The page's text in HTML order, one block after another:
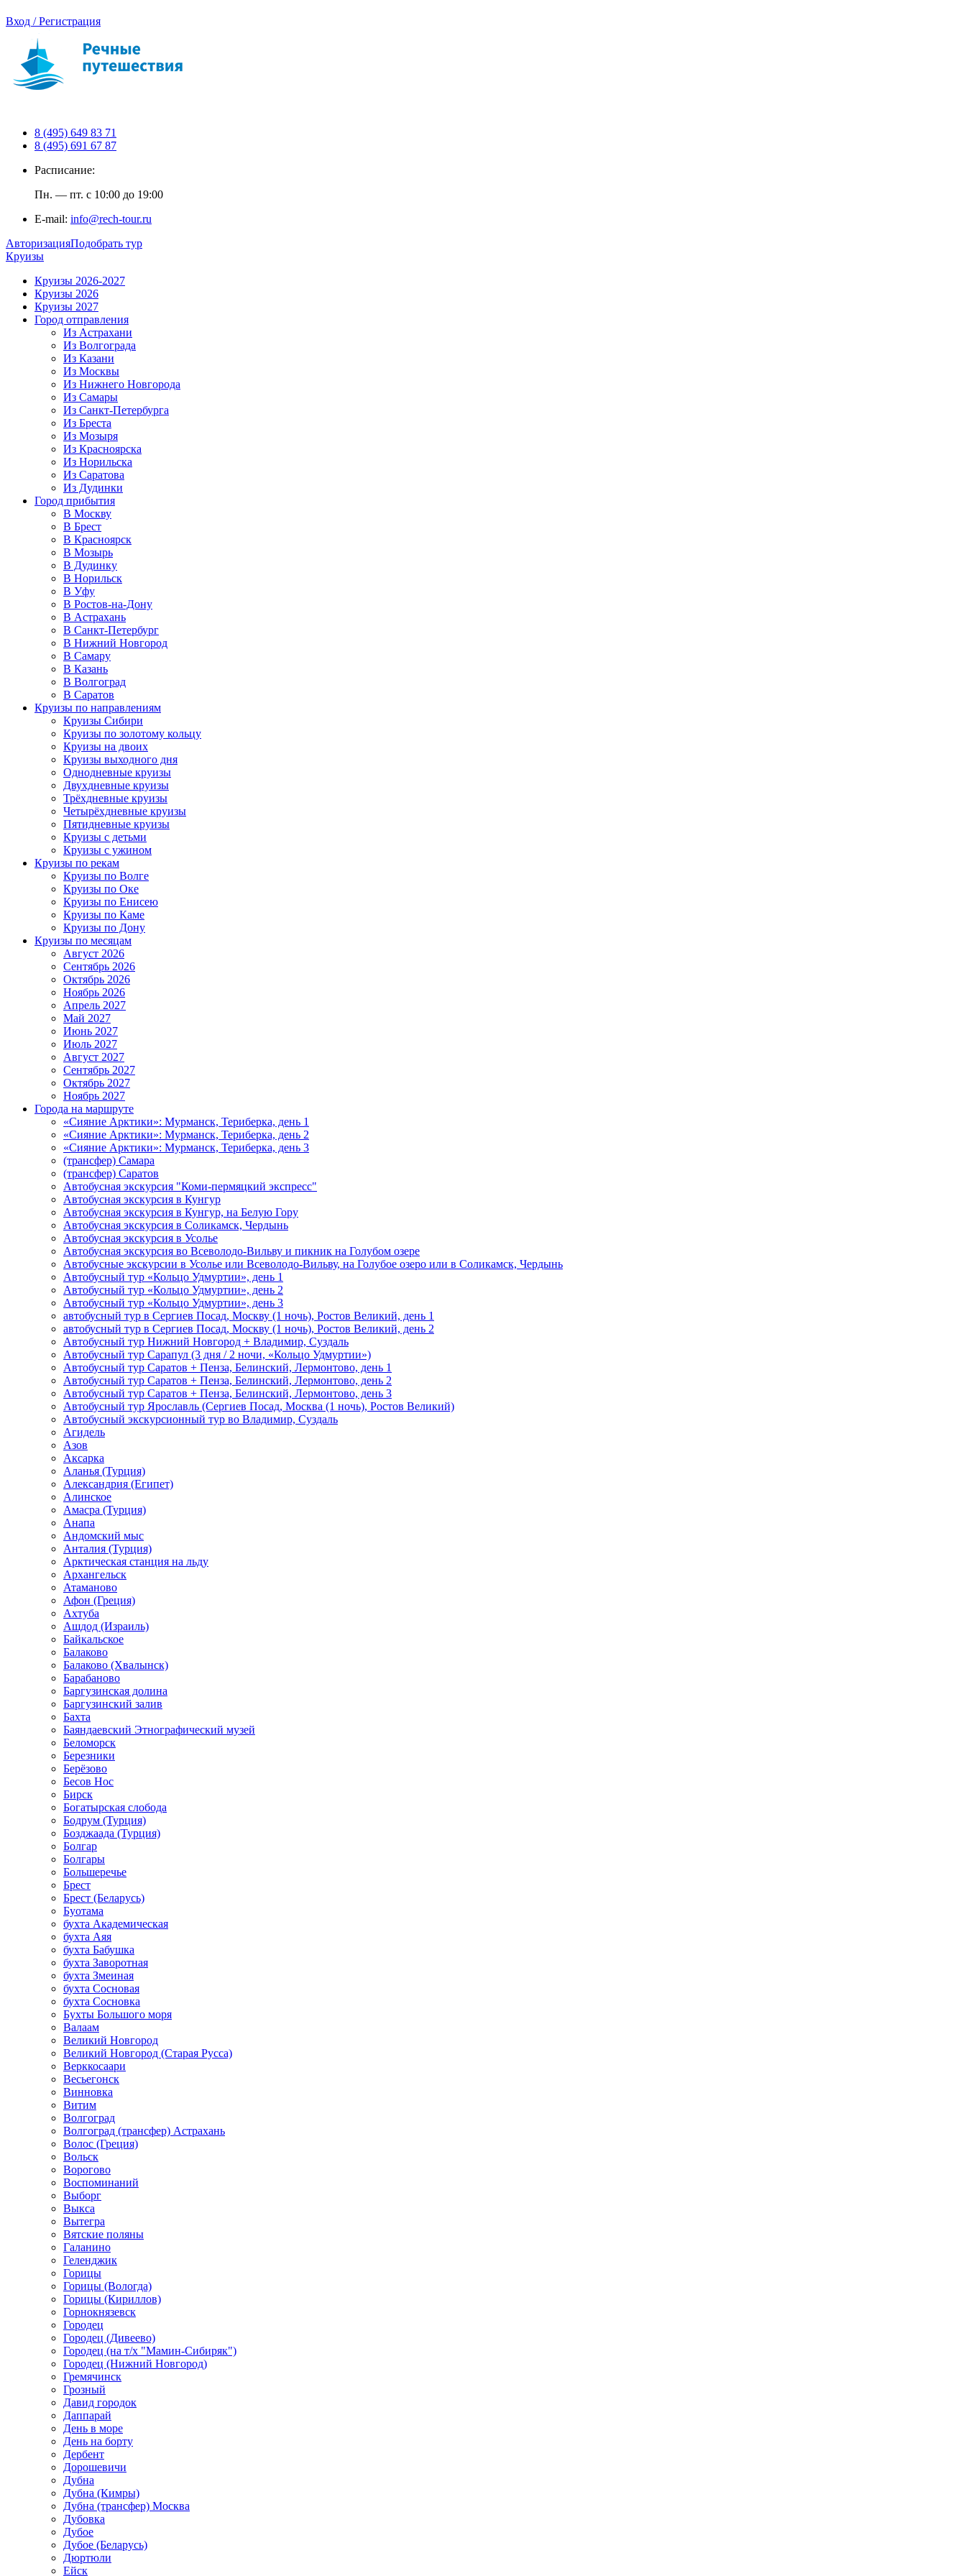
Вход / Регистрация
8 (495) 649 83 71
8 (495) 691 67 87
Расписание:
Пн. — пт. с 10:00 до 19:00
E-mail: info@rech-tour.ru
АвторизацияПодобрать тур
Круизы
Круизы 2026-2027
Круизы 2026
Круизы 2027
Город отправления
Из Астрахани
Из Волгограда
Из Казани
Из Москвы
Из Нижнего Новгорода
Из Самары
Из Санкт-Петербурга
Из Бреста
Из Мозыря
Из Красноярска
Из Норильска
Из Саратова
Из Дудинки
Город прибытия
В Москву
В Брест
В Красноярск
В Мозырь
В Дудинку
В Норильск
В Уфу
В Ростов-на-Дону
В Астрахань
В Санкт-Петербург
В Нижний Новгород
В Самару
В Казань
В Волгоград
В Саратов
Круизы по направлениям
Круизы Сибири
Круизы по золотому кольцу
Круизы на двоих
Круизы выходного дня
Однодневные круизы
Двухдневные круизы
Трёхдневные круизы
Четырёхдневные круизы
Пятидневные круизы
Круизы с детьми
Круизы с ужином
Круизы по рекам
Круизы по Волге
Круизы по Оке
Круизы по Енисею
Круизы по Каме
Круизы по Дону
Круизы по месяцам
Август 2026
Сентябрь 2026
Октябрь 2026
Ноябрь 2026
Апрель 2027
Май 2027
Июнь 2027
Июль 2027
Август 2027
Сентябрь 2027
Октябрь 2027
Ноябрь 2027
Города на маршруте
«Сияние Арктики»: Мурманск, Териберка, день 1
«Сияние Арктики»: Мурманск, Териберка, день 2
«Сияние Арктики»: Мурманск, Териберка, день 3
(трансфер) Самара
(трансфер) Саратов
Автобусная экскурсия "Коми-пермяцкий экспресс"
Автобусная экскурсия в Кунгур
Автобусная экскурсия в Кунгур, на Белую Гору
Автобусная экскурсия в Соликамск, Чердынь
Автобусная экскурсия в Усолье
Автобусная экскурсия во Всеволодо-Вильву и пикник на Голубом озере
Автобусные экскурсии в Усолье или Всеволодо-Вильву, на Голубое озеро или в Соликамск, Чердынь
Автобусный тур «Кольцо Удмуртии», день 1
Автобусный тур «Кольцо Удмуртии», день 2
Автобусный тур «Кольцо Удмуртии», день 3
автобусный тур в Сергиев Посад, Москву (1 ночь), Ростов Великий, день 1
автобусный тур в Сергиев Посад, Москву (1 ночь), Ростов Великий, день 2
Автобусный тур Нижний Новгород + Владимир, Суздаль
Автобусный тур Сарапул (3 дня / 2 ночи, «Кольцо Удмуртии»)
Автобусный тур Саратов + Пенза, Белинский, Лермонтово, день 1
Автобусный тур Саратов + Пенза, Белинский, Лермонтово, день 2
Автобусный тур Саратов + Пенза, Белинский, Лермонтово, день 3
Автобусный тур Ярославль (Сергиев Посад, Москва (1 ночь), Ростов Великий)
Автобусный экскурсионный тур во Владимир, Суздаль
Агидель
Азов
Аксарка
Аланья (Турция)
Александрия (Египет)
Алинское
Амасра (Турция)
Анапа
Андомский мыс
Анталия (Турция)
Арктическая станция на льду
Архангельск
Атаманово
Афон (Греция)
Ахтуба
Ашдод (Израиль)
Байкальское
Балаково
Балаково (Хвалынск)
Барабаново
Баргузинская долина
Баргузинский залив
Бахта
Баяндаевский Этнографический музей
Беломорск
Березники
Берёзово
Бесов Нос
Бирск
Богатырская слобода
Бодрум (Турция)
Бозджаада (Турция)
Болгар
Болгары
Большеречье
Брест
Брест (Беларусь)
Буотама
бухта Академическая
бухта Аяя
бухта Бабушка
бухта Заворотная
бухта Змеиная
бухта Сосновая
бухта Сосновка
Бухты Большого моря
Валаам
Великий Новгород
Великий Новгород (Старая Русса)
Верккосаари
Весьегонск
Винновка
Витим
Волгоград
Волгоград (трансфер) Астрахань
Волос (Греция)
Вольск
Ворогово
Воспоминаний
Выборг
Выкса
Вытегра
Вятские поляны
Галанино
Геленджик
Горицы
Горицы (Вологда)
Горицы (Кириллов)
Горнокнязевск
Городец
Городец (Дивеево)
Городец (на т/х "Мамин-Сибиряк")
Городец (Нижний Новгород)
Гремячинск
Грозный
Давид городок
Даппарай
День в море
День на борту
Дербент
Дорошевичи
Дубна
Дубна (Кимры)
Дубна (трансфер) Москва
Дубовка
Дубое
Дубое (Беларусь)
Дюртюли
Ейск